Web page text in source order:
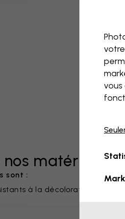
matériaux
sont :
à la décoloration
vous